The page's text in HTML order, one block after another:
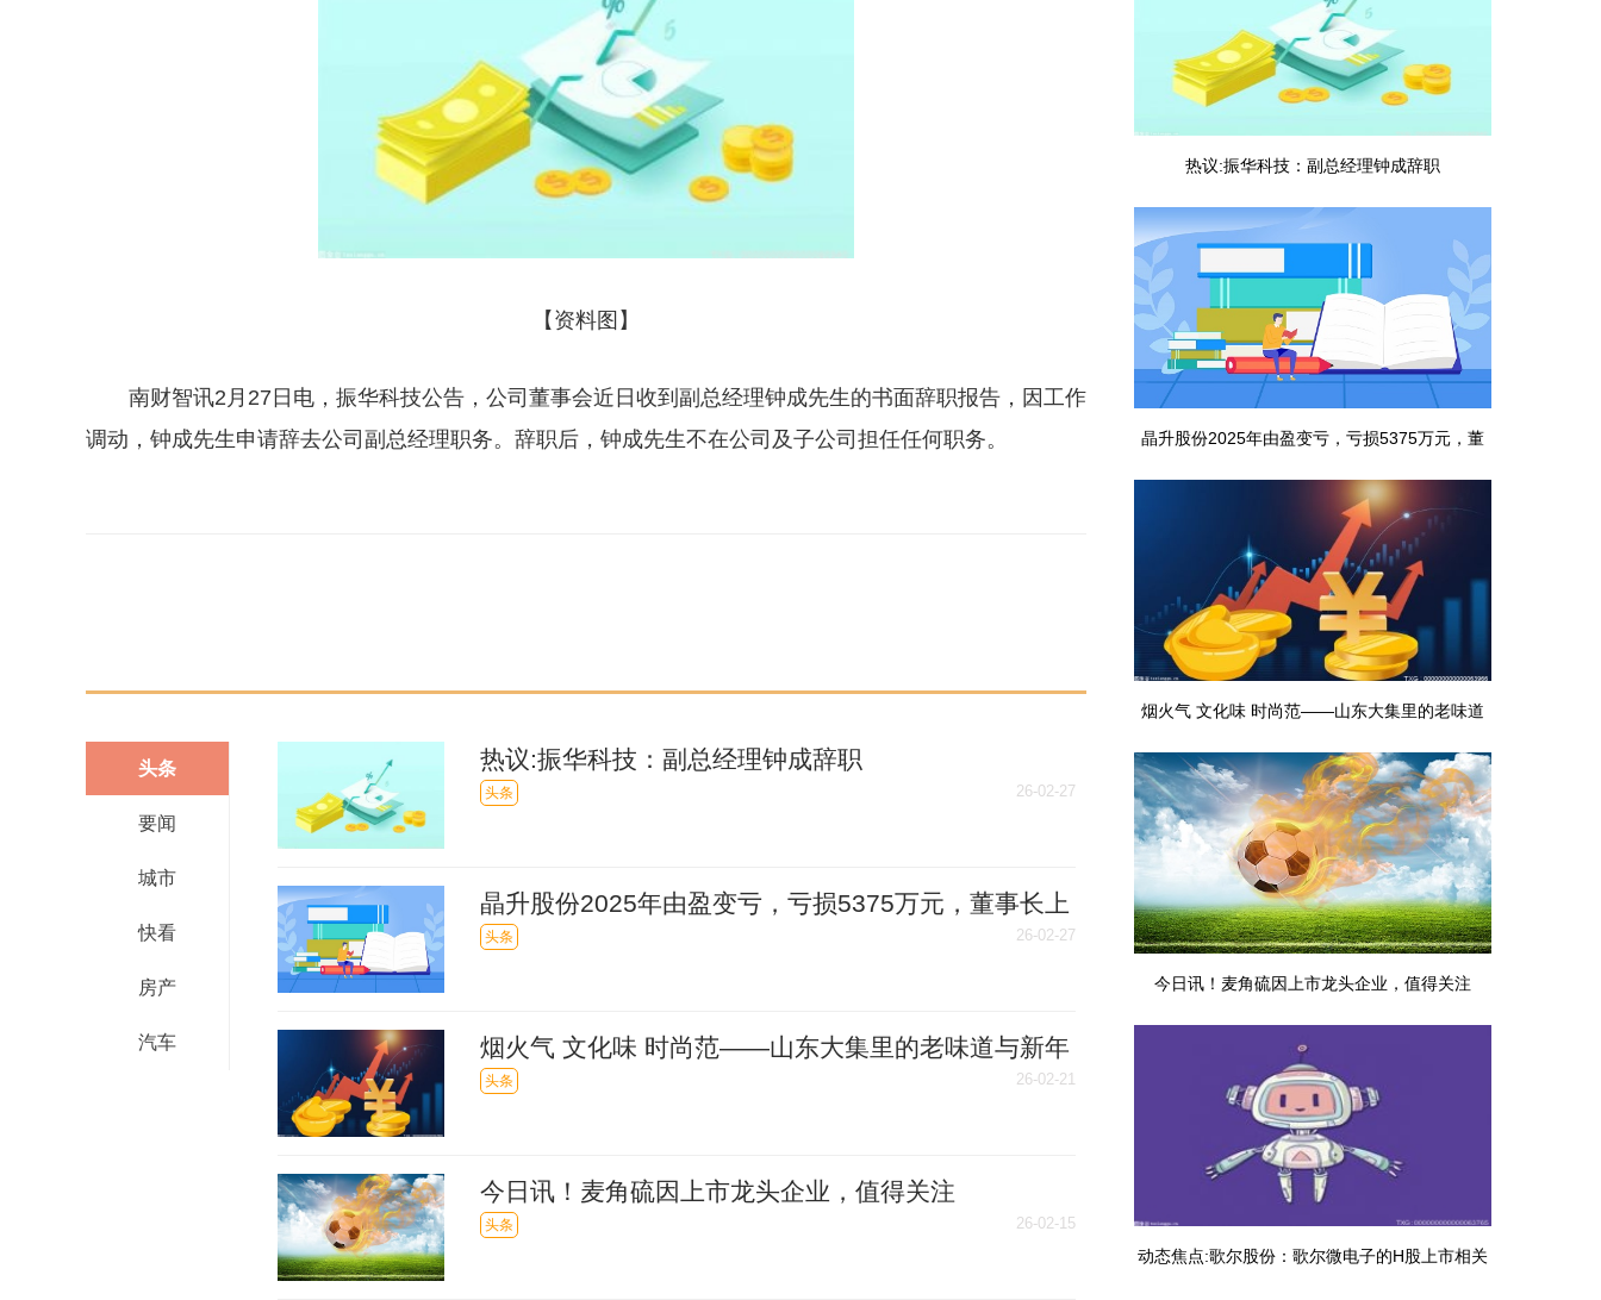
【资料图】
南财智讯2月27日电，振华科技公告，公司董事会近日收到副总经理钟成先生的书面辞职报告，因工作
调动，钟成先生申请辞去公司副总经理职务。辞职后，钟成先生不在公司及子公司担任任何职务。
头条
要闻
城市
快看
房产
汽车
热议:振华科技：副总经理钟成辞职
头条 26-02-27
晶升股份2025年由盈变亏，亏损5375万元，董事长上
年薪酬181万元，员工人均薪酬31万元 资讯
头条 26-02-27
烟火气 文化味 时尚范——山东大集里的老味道与新年
俗_播资讯
头条 26-02-21
今日讯！麦角硫因上市龙头企业，值得关注
（2026/2/13）
头条 26-02-15
热议:振华科技：副总经理钟成辞职
晶升股份2025年由盈变亏，亏损5375万元，董
事长上年薪酬181万元，员工人均薪酬31万元 资
讯
烟火气 文化味 时尚范——山东大集里的老味道
与新年俗_播资讯
今日讯！麦角硫因上市龙头企业，值得关注
（2026/2/13）
动态焦点:歌尔股份：歌尔微电子的H股上市相关